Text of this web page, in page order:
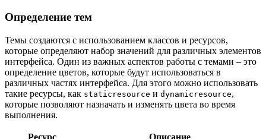
Определение тем
Темы создаются с использованием классов и ресурсов,
которые определяют набор значений для различных элементов
интерфейса. Один из важных аспектов работы с темами – это
определение цветов, которые будут использоваться в
различных частях интерфейса. Для этого можно использовать
такие ресурсы, как staticresource и dynamicresource,
которые позволяют назначать и изменять цвета во время
выполнения.
Ресурс Описание